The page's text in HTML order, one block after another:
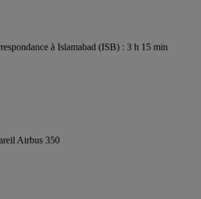
à Islamabad (ISB) : 3 h 15 min
Airbus 350